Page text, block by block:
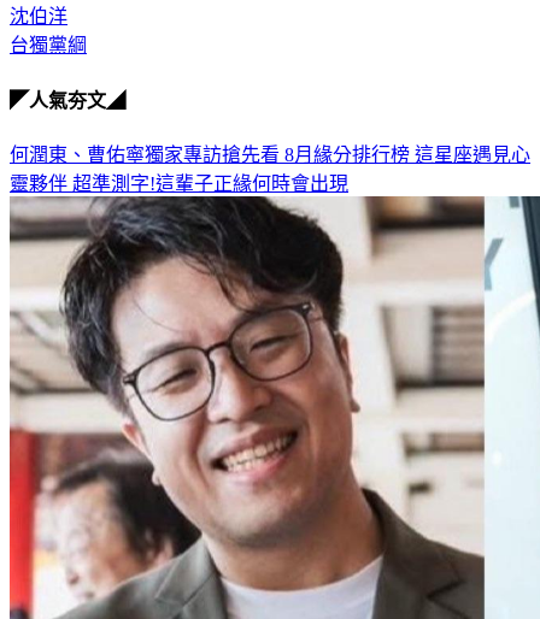
沈伯洋
台獨黨綱
◤人氣夯文◢
何潤東、曹佑寧獨家專訪搶先看 8月緣分排行榜 這星座遇見心
靈夥伴 超準測字!這輩子正緣何時會出現